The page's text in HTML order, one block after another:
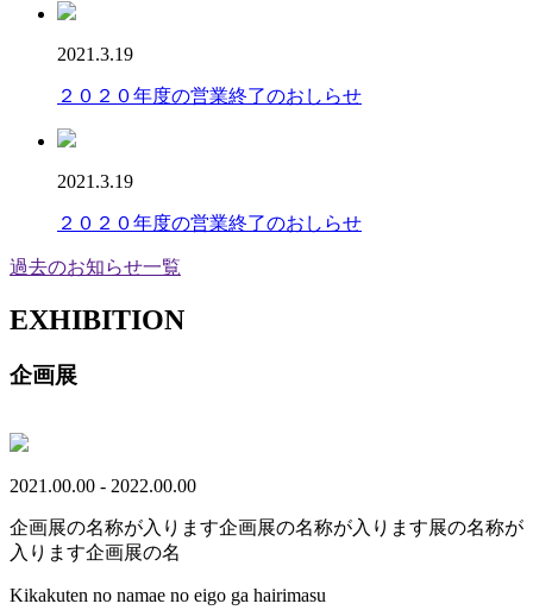
2021.3.19
２０２０年度の営業終了のおしらせ
2021.3.19
２０２０年度の営業終了のおしらせ
過去のお知らせ一覧
EXHIBITION
企画展
2021.00.00 - 2022.00.00
企画展の名称が入ります企画展の名称が入ります展の名称が
入ります企画展の名
Kikakuten no namae no eigo ga hairimasu